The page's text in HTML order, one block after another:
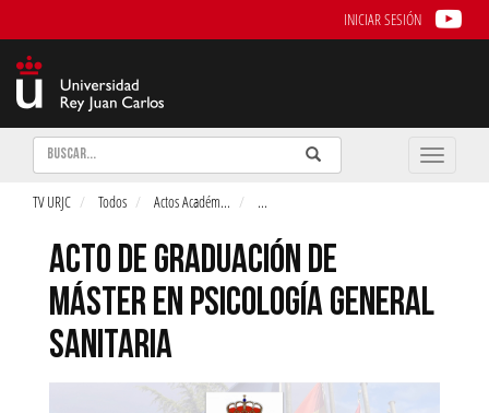
INICIAR SESIÓN
Buscar Enviar
Buscar
Toggle
TV URJC Todos Actos Académ... ...
ACTO DE GRADUACIÓN DE
MÁSTER EN PSICOLOGÍA GENERAL
SANITARIA